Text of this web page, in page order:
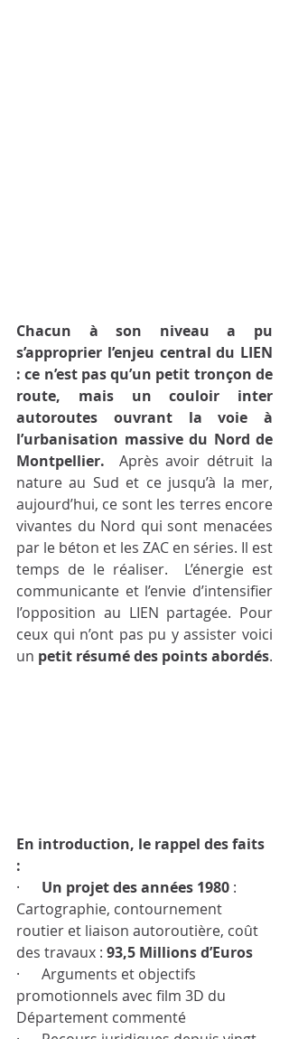
Chacun à son niveau a pu
s’approprier l’enjeu central du LIEN
: ce n’est pas qu’un petit tronçon de
route, mais un couloir inter
autoroutes ouvrant la voie à
l’urbanisation massive du Nord de
Montpellier.
  Après avoir détruit la
nature au Sud et ce jusqu’à la mer,
aujourd’hui, ce sont les terres encore
vivantes du Nord qui sont menacées
par le béton et les ZAC en séries. Il est
temps de le réaliser.  L’énergie est
communicante et l’envie d’intensifier
l’opposition au LIEN partagée. Pour
ceux qui n’ont pas pu y assister voici
un petit résumé des points abordés.
En introduction, le rappel des faits
:
· Un projet des années 1980 :
Cartographie, contournement
routier et liaison autoroutière, coût
des travaux : 93,5 Millions d’Euros
·      Arguments et objectifs
promotionnels avec film 3D du
Département commenté